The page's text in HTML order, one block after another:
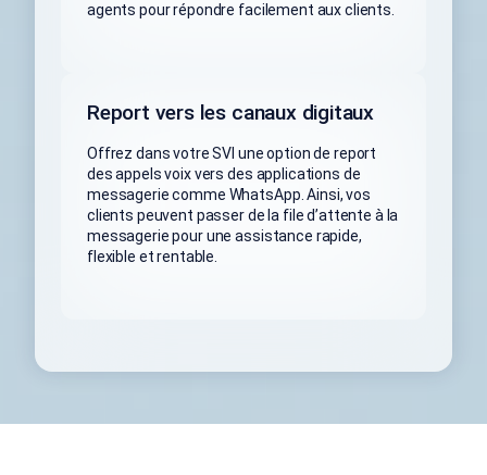
agents pour répondre facilement aux clients.
Report vers les canaux digitaux
Offrez dans votre SVI une option de report
des appels voix vers des applications de
messagerie comme WhatsApp. Ainsi, vos
clients peuvent passer de la file d’attente à la
messagerie pour une assistance rapide,
flexible et rentable.